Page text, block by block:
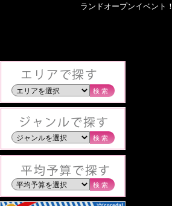
ランドオープンイベント！
検索
検索
検索